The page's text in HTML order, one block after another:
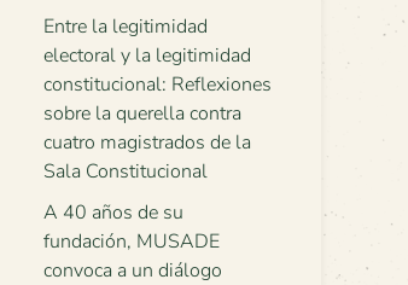
Entre la legitimidad
electoral y la legitimidad
constitucional: Reflexiones
sobre la querella contra
cuatro magistrados de la
Sala Constitucional
A 40 años de su
fundación, MUSADE
convoca a un diálogo